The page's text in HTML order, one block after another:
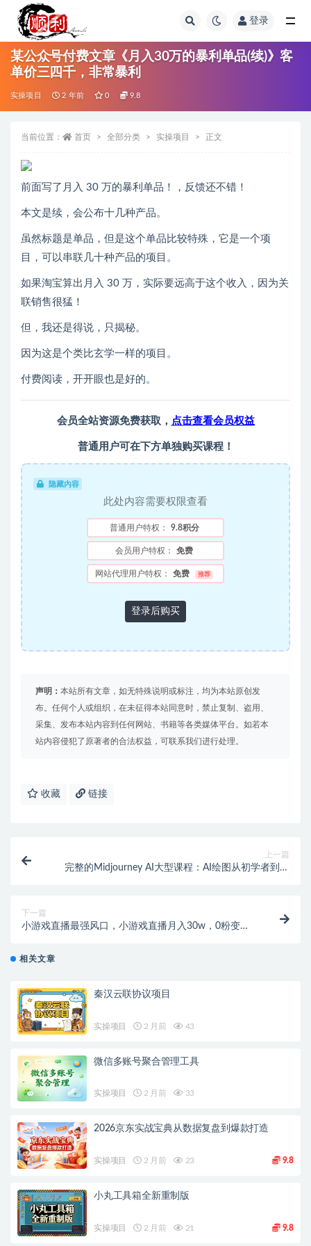
登录
某公众号付费文章《月入30万的暴利单品(续)》客
单价三四千，非常暴利
实操项目 2 年前 0 9.8
当前位置： 首页 全部分类 实操项目 正文
前面写了月入 30 万的暴利单品！，反馈还不错！
本文是续，会公布十几种产品。
虽然标题是单品，但是这个单品比较特殊，它是一个项
目，可以串联几十种产品的项目。
如果淘宝算出月入 30 万，实际要远高于这个收入，因为关
联销售很猛！
但，我还是得说，只揭秘。
因为这是个类比玄学一样的项目。
付费阅读，开开眼也是好的。
会员全站资源免费获取， 点击查看会员权益
普通用户可在下方单独购买课程！
隐藏内容
此处内容需要权限查看
普通用户特权： 9.8积分
会员用户特权： 免费
网站代理用户特权： 免费 推荐
登录后购买
声明： 本站所有文章，如无特殊说明或标注，均为本站原创发
布。任何个人或组织，在未征得本站同意时，禁止复制、盗用、
采集、发布本站内容到任何网站、书籍等各类媒体平台。如若本
站内容侵犯了原著者的合法权益，可联系我们进行处理。
收藏 链接
上一篇
完整的Midjourney AI大型课程：AI绘图从初学者到精
下一篇
小游戏直播最强风口，小游戏直播月入30w，0粉变
相关文章
秦汉云联协议项目
实操项目 2 月前 43
微信多账号聚合管理工具
实操项目 2 月前 33
2026京东实战宝典从数据复盘到爆款打造
实操项目 2 月前 23 9.8
小丸工具箱全新重制版
实操项目 2 月前 21 9.8
全部